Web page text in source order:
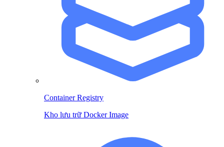
Container Registry
Kho lưu trữ Docker Image